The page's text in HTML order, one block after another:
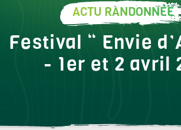
ACTU RANDONNÉE
Festival “ Envie
- 1er et 2 avril